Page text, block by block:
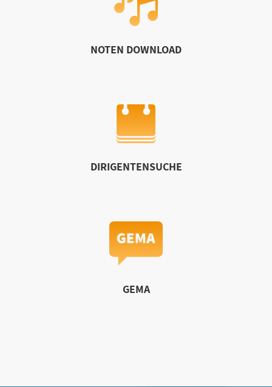
NOTEN DOWNLOAD
DIRIGENTENSUCHE
GEMA